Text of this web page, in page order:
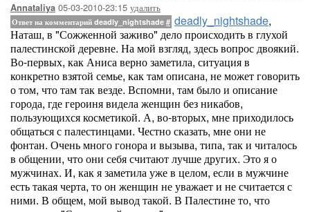
Annataliya 05-03-2010-23:15 удалить
Ответ на комментарий deadly_nightshade # deadly_nightshade,
Наташ, в "Сожженной заживо" дело происходить в глухой
палестинской деревне. На мой взгляд, здесь вопрос двоякий.
Во-первых, как Аниса верно заметила, ситуация в
конкретно взятой семье, как там описана, не может говорить
о том, что там так везде. Вспомни, там было и описание
города, где героиня видела женщин без никабов,
пользующихся косметикой. А, во-вторых, мне приходилось
общаться с палестинцами. Честно сказать, мне они не
фонтан. Очень много гонора и вызыва, типа, так и читалось
в общении, что они себя считают лучше других. Это я о
мужчинах. И, как я заметила уже в целом, если в мужчине
есть такая черта, то он женщин не уважает и не считается с
ними. В общем, мой вывод такой. В Палестине то, что